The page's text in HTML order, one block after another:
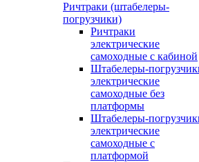
Ричтраки (штабелеры-
погрузчики)
Ричтраки
электрические
самоходные с кабиной
Штабелеры-
электрические
самоходные без
платформы
Штабелеры-
электрические
самоходные с
платформой